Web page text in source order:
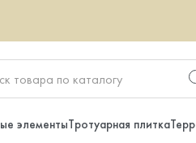
элементыТротуарная плитка